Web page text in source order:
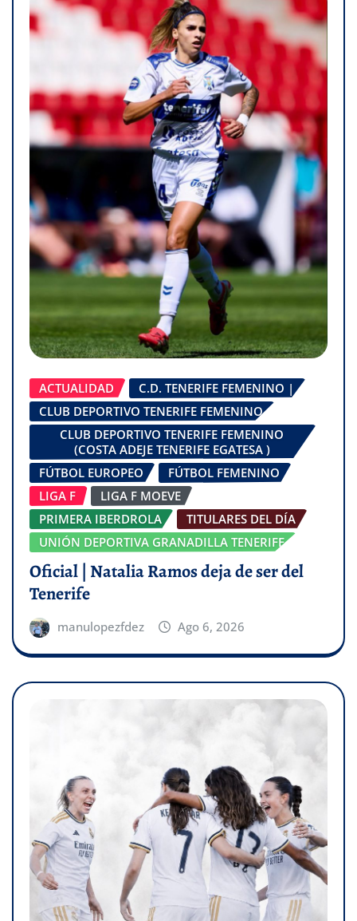
ACTUALIDAD
C.D. TENERIFE FEMENINO |
CLUB DEPORTIVO TENERIFE FEMENINO
CLUB DEPORTIVO TENERIFE FEMENINO
(COSTA ADEJE TENERIFE EGATESA )
FÚTBOL EUROPEO
FÚTBOL FEMENINO
LIGA F
LIGA F MOEVE
PRIMERA IBERDROLA
TITULARES DEL DÍA
UNIÓN DEPORTIVA GRANADILLA TENERIFE
Oficial | Natalia Ramos deja de ser del
Tenerife
manulopezfdez Ago 6, 2026